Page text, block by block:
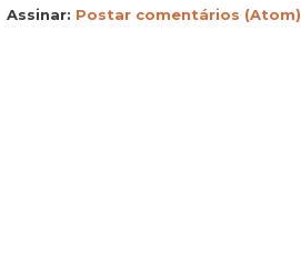
Assinar: Postar comentários (Atom)